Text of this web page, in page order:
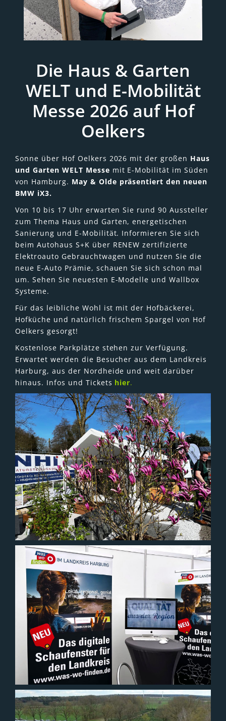
Die Haus & Garten
WELT und E-Mobilität
Messe 2026 auf Hof
Oelkers
Sonne über Hof Oelkers 2026 mit der großen Haus
und Garten WELT Messe mit E-Mobilität im Süden
von Hamburg. May & Olde präsentiert den neuen
BMW iX3.
Von 10 bis 17 Uhr erwarten Sie rund 90 Aussteller
zum Thema Haus und Garten, energetischen
Sanierung und E-Mobilität. Informieren Sie sich
beim Autohaus S+K über RENEW zertifizierte
Elektroauto Gebrauchtwagen und nutzen Sie die
neue E-Auto Prämie, schauen Sie sich schon mal
um. Sehen Sie neuesten E-Modelle und Wallbox
Systeme.
Für das leibliche Wohl ist mit der Hofbäckerei,
Hofküche und natürlich frischem Spargel von Hof
Oelkers gesorgt!
Kostenlose Parkplätze stehen zur Verfügung.
Erwartet werden die Besucher aus dem Landkreis
Harburg, aus der Nordheide und weit darüber
hinaus. Infos und Tickets hier.